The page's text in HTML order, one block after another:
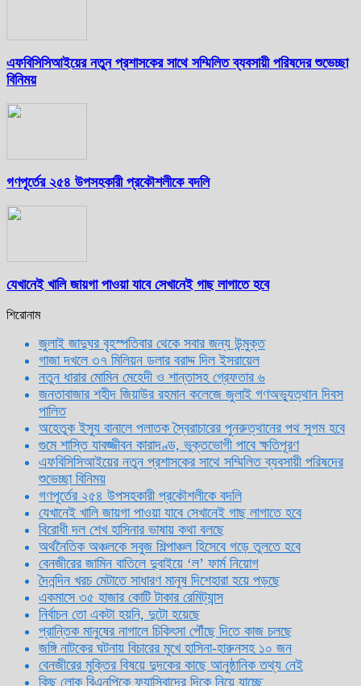
এফবিসিসিআইয়ের নতুন প্রশাসকের সাথে সম্মিলিত ব্যবসায়ী পরিষদের শুভেচ্ছা
বিনিময়
গণপূর্তের ২৫৪ উপসহকারী প্রকৌশলীকে বদলি
যেখানেই খালি জায়গা পাওয়া যাবে সেখানেই গাছ লাগাতে হবে
শিরোনাম
জুলাই জাদুঘর বৃহস্পতিবার থেকে সবার জন্য উন্মুক্ত
গাজা দখলে ৩৭ মিলিয়ন ডলার বরাদ্দ দিল ইসরায়েল
নতুন ধারার মোমিন মেহেদী ও শান্তাসহ গ্রেফতার ৬
জনতাবাজার শহীদ জিয়াউর রহমান কলেজে জুলাই গণঅভ্যুত্থান দিবস
পালিত
অহেতুক ইস্যু বানালে পলাতক স্বৈরাচারের পুনরুত্থানের পথ সুগম হবে
গুমে শাস্তি যাবজ্জীবন কারাদণ্ড, ভুক্তভোগী পাবে ক্ষতিপূরণ
এফবিসিসিআইয়ের নতুন প্রশাসকের সাথে সম্মিলিত ব্যবসায়ী পরিষদের
শুভেচ্ছা বিনিময়
গণপূর্তের ২৫৪ উপসহকারী প্রকৌশলীকে বদলি
যেখানেই খালি জায়গা পাওয়া যাবে সেখানেই গাছ লাগাতে হবে
বিরোধী দল শেখ হাসিনার ভাষায় কথা বলছে
অর্থনৈতিক অঞ্চলকে সবুজ শিল্পাঞ্চল হিসেবে গড়ে তুলতে হবে
বেনজীরের জামিন বাতিলে দুবাইয়ে ‌‘ল’ ফার্ম নিয়োগ
দৈনন্দিন খরচ মেটাতে সাধারণ মানুষ দিশেহারা হয়ে পড়ছে
একমাসে ৩৫ হাজার কোটি টাকার রেমিট্যান্স
নির্বাচন তো একটা হয়নি, দুটো হয়েছে
প্রান্তিক মানুষের নাগালে চিকিৎসা পৌঁছে দিতে কাজ চলছে
জঙ্গি নাটকের ঘটনায় বিচারের মুখে হাসিনা-হারুনসহ ১০ জন
বেনজীরের মুক্তির বিষয়ে দুদকের কাছে আনুষ্ঠানিক তথ্য নেই
কিছু লোক বিএনপিকে ফ্যাসিবাদের দিকে নিয়ে যাচ্ছে